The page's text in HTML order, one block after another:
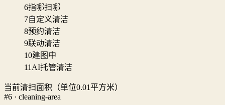
6指哪扫哪
7自定义清洁
8预约清洁
9联动清洁
10建图中
11 AI托管清洁
当前清扫面积（单位0.01平方米）
#6 · cleaning-area